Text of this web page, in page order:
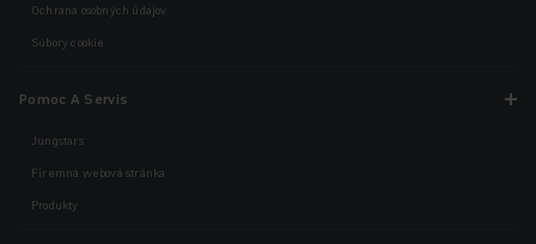
Ochrana osobných údajov
Súbory cookie
Pomoc A Servis
Jungstars
Firemná webová stránka
Produkty